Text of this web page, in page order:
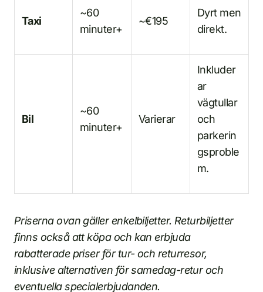
Taxi
~60
minuter+
~€195
Dyrt men
direkt.
Bil
~60
minuter+
Varierar
Inkluder
ar
vägtullar
och
parkerin
gsproble
m.
Priserna ovan gäller enkelbiljetter. Returbiljetter
finns också att köpa och kan erbjuda
rabatterade priser för tur- och returresor,
inklusive alternativen för samedag-retur och
eventuella specialerbjudanden.